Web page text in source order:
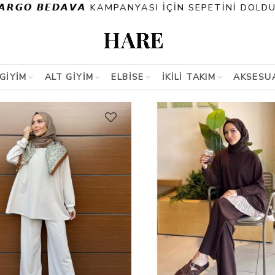
İÇİN SEPETİNİ DOLDUR
ALT GİYİM ELBİSE İKİLİ TAKIM